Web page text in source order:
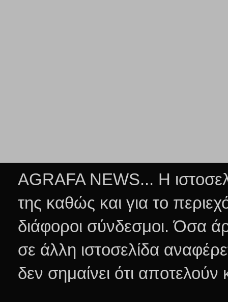
AGRAFA NEWS... Η
της καθώς και για το
διάφοροι σύνδεσμοι.Όσα
σε άλλη ιστοσελίδα
δεν σημαίνει ότι